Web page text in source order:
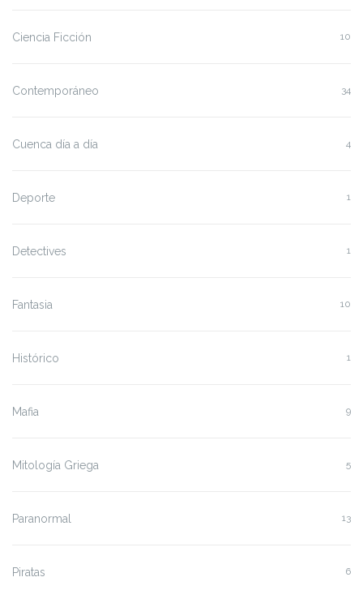
Ciencia Ficción 10
Contemporáneo 34
Cuenca día a día 4
Deporte 1
Detectives 1
Fantasia 10
Histórico 1
Mafia 9
Mitología Griega 5
Paranormal 13
Piratas 6